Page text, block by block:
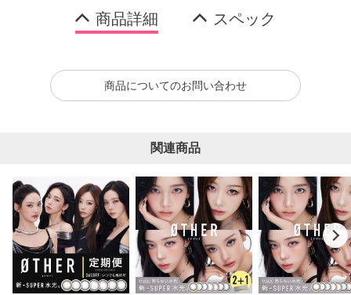
商品詳細 スペック
商品についてのお問い合わせ
関連商品